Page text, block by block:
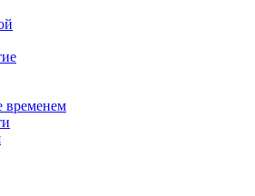
временем